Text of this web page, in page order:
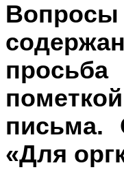
Вопросы
письма.
«Для